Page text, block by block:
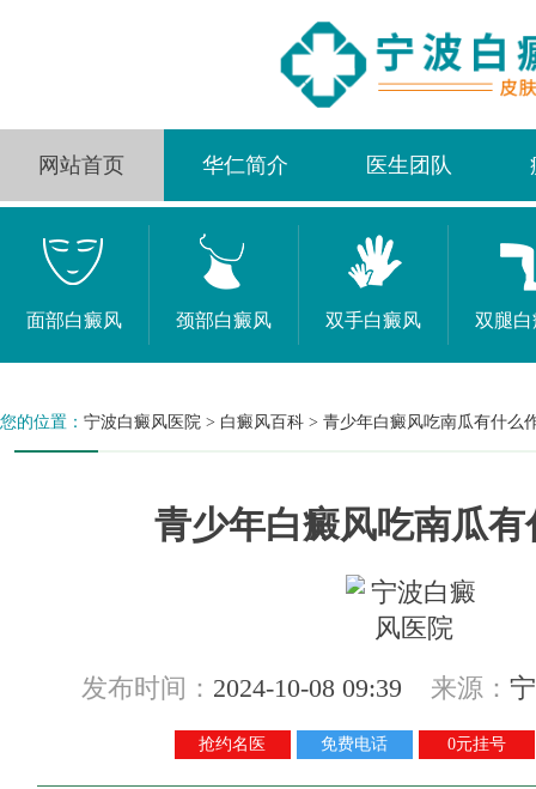
网站首页 华仁简介 医生团队
面部白癜风 颈部白癜风 双手白癜风 双腿
您的位置： 宁波白癜风医院 > 白癜风百科 > 青少年白癜风吃南瓜有什么
青少年白癜风吃南瓜
发布时间： 2024-10-08 09:39 来源：
抢约名医 免费电话 0元挂号